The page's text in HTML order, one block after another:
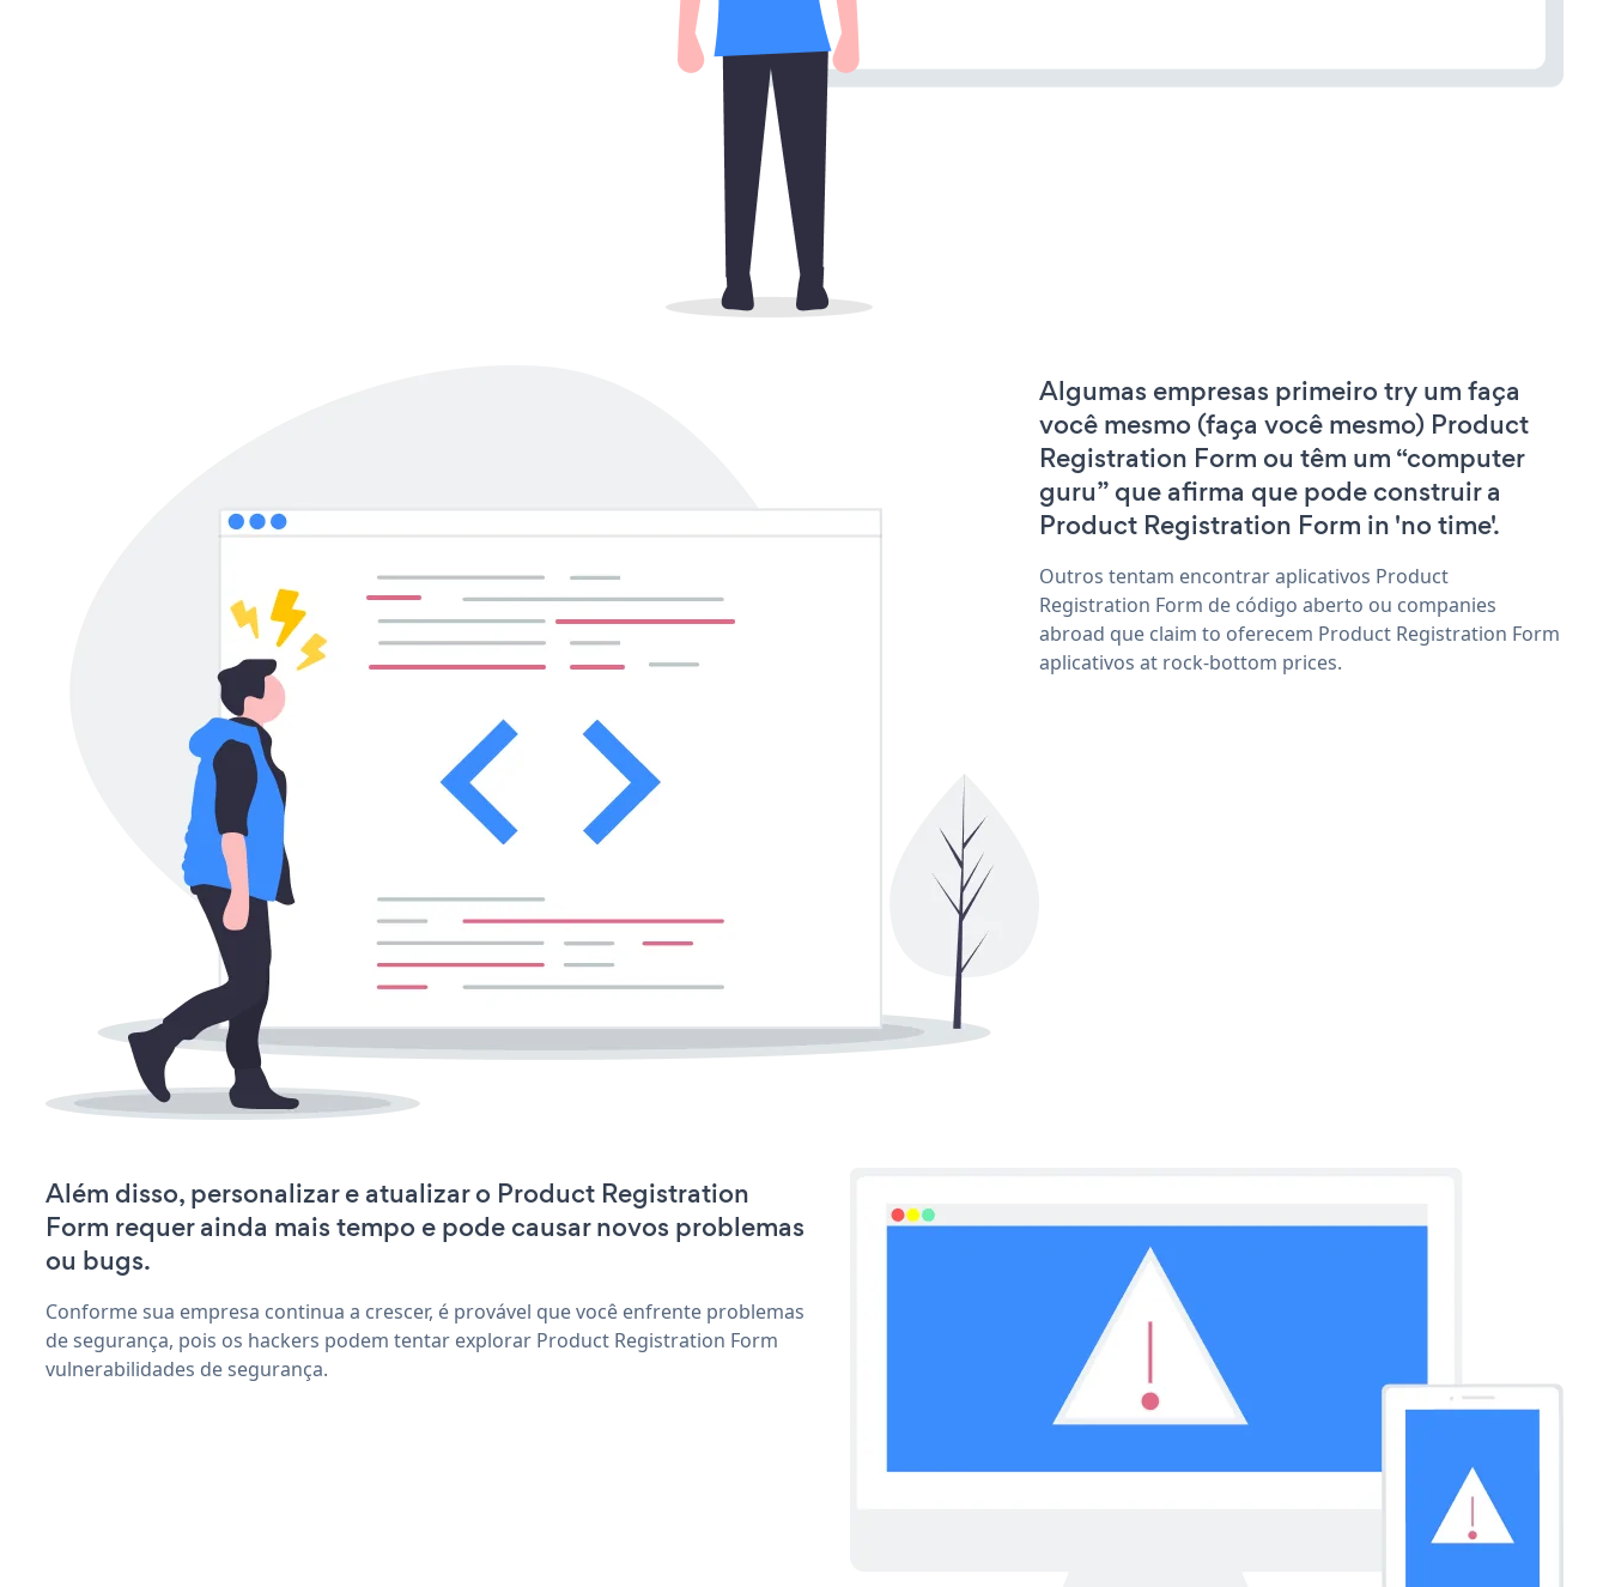
Algumas empresas primeiro try um faça
você mesmo (faça você mesmo) Product
Registration Form ou têm um “computer
guru” que afirma que pode construir a
Product Registration Form in 'no time'.
Outros tentam encontrar aplicativos Product
Registration Form de código aberto ou companies
abroad que claim to oferecem Product Registration Form
aplicativos at rock-bottom prices.
Além disso, personalizar e atualizar o Product Registration
Form requer ainda mais tempo e pode causar novos problemas
ou bugs.
Conforme sua empresa continua a crescer, é provável que você enfrente problemas
de segurança, pois os hackers podem tentar explorar Product Registration Form
vulnerabilidades de segurança.